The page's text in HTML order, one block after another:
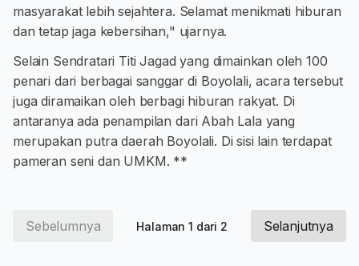
masyarakat lebih sejahtera. Selamat menikmati hiburan
dan tetap jaga kebersihan," ujarnya.
Selain Sendratari Titi Jagad yang dimainkan oleh 100
penari dari berbagai sanggar di Boyolali, acara tersebut
juga diramaikan oleh berbagi hiburan rakyat. Di
antaranya ada penampilan dari Abah Lala yang
merupakan putra daerah Boyolali. Di sisi lain terdapat
pameran seni dan UMKM. **
Sebelumnya Halaman 1 dari 2 Selanjutnya